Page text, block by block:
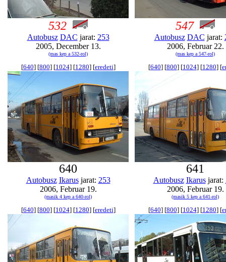
532
Autobusz DAC jarat: 253
2005, December 13.
(mas kep a 532-rol)
547
Autobusz DAC jarat:
2006, Februar 22.
(mas kep a 547-rol)
[640] [800] [1024] [1280] [eredeti]
640
Autobusz Ikarusjarat: 253
2006, Februar 19.
(masik 4 kep a 640-rol)
[640] [800] [1024] [1280] [
641
Autobusz Ikarusjarat:
2006, Februar 19.
(masik 5 kep a 641-rol)
[640] [800] [1024] [1280] [eredeti] [640] [800] [1024] [1280] [